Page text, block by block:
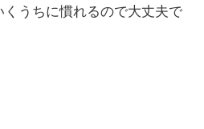
うちに慣れるので大丈夫で